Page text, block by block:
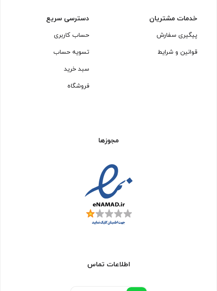
خدمات مشتریان
پیگیری سفارش
قوانین و شرایط
دسترسی سریع
حساب کاربری
تسویه حساب
سبد خرید
فروشگاه
مجوزها
اطلاعات تماس